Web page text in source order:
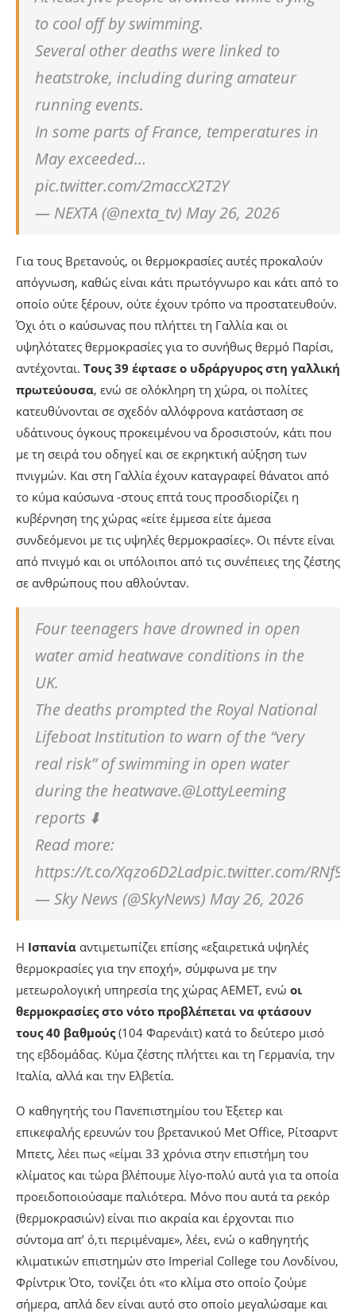
to cool off by swimming.
Several other deaths were linked to
heatstroke, including during amateur
running events.
In some parts of France, temperatures in
May exceeded…
pic.twitter.com/2maccX2T2Y
— NEXTA (@nexta_tv) May 26, 2026
Για τους Βρετανούς, οι θερμοκρασίες αυτές προκαλούν
απόγνωση, καθώς είναι κάτι πρωτόγνωρο και κάτι από το
οποίο ούτε ξέρουν, ούτε έχουν τρόπο να προστατευθούν.
Όχι ότι ο καύσωνας που πλήττει τη Γαλλία και οι
υψηλότατες θερμοκρασίες για το συνήθως θερμό Παρίσι,
αντέχονται. Τους 39 έφτασε ο υδράργυρος στη γαλλική
πρωτεύουσα, ενώ σε ολόκληρη τη χώρα, οι πολίτες
κατευθύνονται σε σχεδόν αλλόφρονα κατάσταση σε
υδάτινους όγκους προκειμένου να δροσιστούν, κάτι που
με τη σειρά του οδηγεί και σε εκρηκτική αύξηση των
πνιγμών. Και στη Γαλλία έχουν καταγραφεί θάνατοι από
το κύμα καύσωνα -στους επτά τους προσδιορίζει η
κυβέρνηση της χώρας «είτε έμμεσα είτε άμεσα
συνδεόμενοι με τις υψηλές θερμοκρασίες». Οι πέντε είναι
από πνιγμό και οι υπόλοιποι από τις συνέπειες της ζέστης
σε ανθρώπους που αθλούνταν.
Four teenagers have drowned in open
water amid heatwave conditions in the
UK.
The deaths prompted the Royal National
Lifeboat Institution to warn of the “very
real risk” of swimming in open water
during the heatwave.@LottyLeeming
reports ⬇️
Read more:
https://t.co/Xqzo6D2Ladpic.twitter.com/
— Sky News (@SkyNews) May 26, 2026
Η Ισπανία αντιμετωπίζει επίσης «εξαιρετικά υψηλές
θερμοκρασίες για την εποχή», σύμφωνα με την
μετεωρολογική υπηρεσία της χώρας AEMET, ενώ οι
θερμοκρασίες στο νότο προβλέπεται να φτάσουν
τους 40 βαθμούς(104 Φαρενάιτ) κατά το δεύτερο μισό
της εβδομάδας. Κύμα ζέστης πλήττει και τη Γερμανία, την
Ιταλία, αλλά και την Ελβετία.
Ο καθηγητής του Πανεπιστημίου του Έξετερ και
επικεφαλής ερευνών του βρετανικού Met Office, Ρίτσαρντ
Μπετς, λέει πως «είμαι 33 χρόνια στην επιστήμη του
κλίματος και τώρα βλέπουμε λίγο-πολύ αυτά για τα οποία
προειδοποιούσαμε παλιότερα. Μόνο που αυτά τα ρεκόρ
(θερμοκρασιών) είναι πιο ακραία και έρχονται πιο
σύντομα απ’ ό,τι περιμέναμε», λέει, ενώ ο καθηγητής
κλιματικών επιστημών στο Imperial College του Λονδίνου,
Φρίντρικ Ότο, τονίζει ότι «το κλίμα στο οποίο ζούμε
σήμερα, απλά δεν είναι αυτό στο οποίο μεγαλώσαμε και